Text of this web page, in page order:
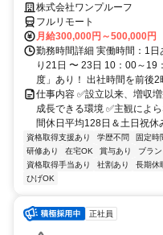
株式会社ワンプルーフ
フルリモート
月給300,000円～500,000円
勤務時間詳細 実働時間：1
り21日 〜 23日 10：00～19
度」あり！ 出社時間を前後
仕事内容 ✅設立以来、増収
成長できる環境 ✅主観によ
間休日平均128日＆土
資格取得支援あり 学歴不問 固定時
研修あり
在宅OK 賞与あり ブラ
資格取得手当あり
社割あり 長期休
ひげOK
正社員